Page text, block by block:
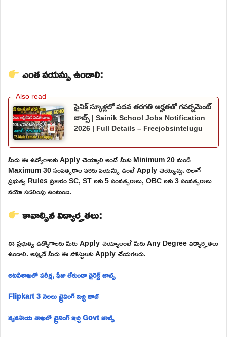
ఎంత వయస్సు ఉండాలి:
సైనిక్ స్కూళ్లలో పదవ తరగతి అర్హతతో గవర్నమెంట్
జాబ్స్ | Sainik School Jobs Notification
2026 | Full Details – Freejobsintelugu
మీరు ఈ ఉద్యోగాలకు Apply చెయ్యాలి అంటే మీకు Minimum 20 నుండి
Maximum 30 సంవత్సరాల వరకు వయస్సు ఉంటే Apply చెయ్యొచ్చు. అలాగే
ప్రభుత్వ Rules ప్రకారం SC, ST లకు 5 సంవత్సరాలు, OBC లకు 3 సంవత్సరాలు
వయో సడలింపు ఉంటుంది.
కావాల్సిన విద్యార్హతలు:
ఈ ప్రభుత్వ ఉద్యోగాలకు మీరు Apply చెయ్యాలంటే మీకు Any Degree విద్యార్హతలు
ఉండాలి. అప్పుడే మీరు ఈ పోస్టులకు Apply చేయగలరు.
అటవీశాఖలో పరీక్ష, ఫీజు లేకుండా డైరెక్ట్ జాబ్స్
Flipkart 3 నెలలు ట్రైనింగ్ ఇచ్చి జాబ్
వ్యవసాయ శాఖలో ట్రైనింగ్ ఇచ్చి Govt జాబ్స్